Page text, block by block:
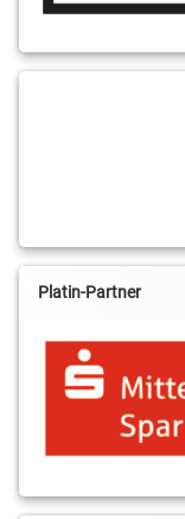
Platin-Partner